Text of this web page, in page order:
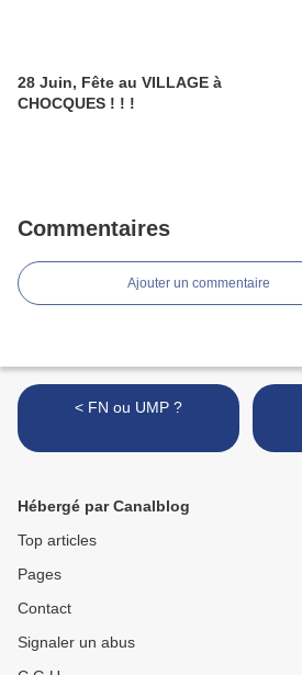
28 Juin, Fête au VILLAGE à
CHOCQUES ! ! !
Commentaires
Ajouter un commentaire
< FN ou UMP ?
Hébergé par Canalblog
Top articles
Pages
Contact
Signaler un abus